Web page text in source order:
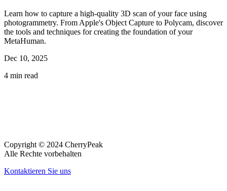
Learn how to capture a high-quality 3D scan of your face using
photogrammetry. From Apple's Object Capture to Polycam, discover
the tools and techniques for creating the foundation of your
MetaHuman.
Dec 10, 2025
4 min read
Copyright © 2024 CherryPeak
Alle Rechte vorbehalten
Kontaktieren Sie uns